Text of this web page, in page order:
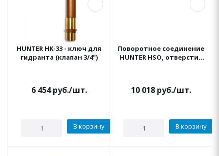
HUNTER HK-33 - ключ для
гидранта (клапан 3/4")
6 454руб./шт.
В корзину
Поворотное соединение
HUNTER HSO, отверстие
10 018 руб./шт.
В корзину